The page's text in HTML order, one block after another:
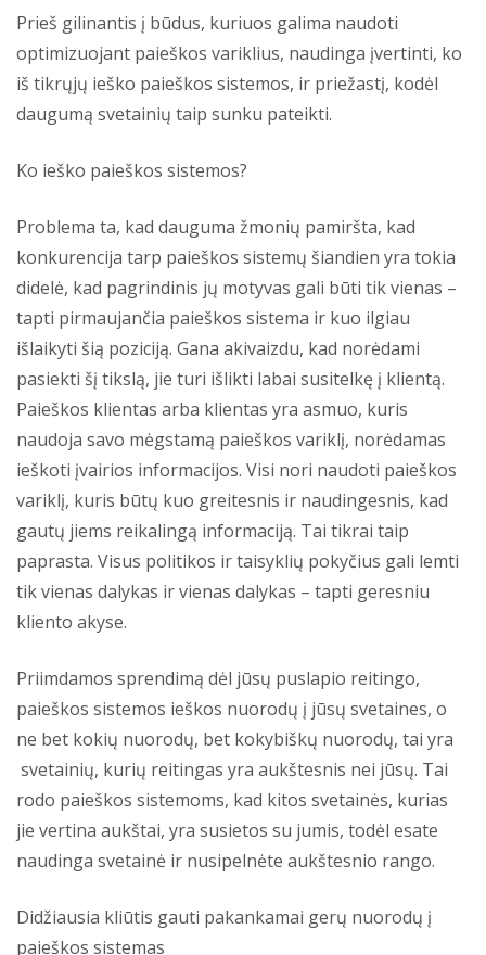
Prieš gilinantis į būdus, kuriuos galima naudoti
optimizuojant paieškos variklius, naudinga įvertinti, ko
iš tikrųjų ieško paieškos sistemos, ir priežastį, kodėl
daugumą svetainių taip sunku pateikti.
Ko ieško paieškos sistemos?
Problema ta, kad dauguma žmonių pamiršta, kad
konkurencija tarp paieškos sistemų šiandien yra tokia
didelė, kad pagrindinis jų motyvas gali būti tik vienas –
tapti pirmaujančia paieškos sistema ir kuo ilgiau
išlaikyti šią poziciją. Gana akivaizdu, kad norėdami
pasiekti šį tikslą, jie turi išlikti labai susitelkę į klientą.
Paieškos klientas arba klientas yra asmuo, kuris
naudoja savo mėgstamą paieškos variklį, norėdamas
ieškoti įvairios informacijos. Visi nori naudoti paieškos
variklį, kuris būtų kuo greitesnis ir naudingesnis, kad
gautų jiems reikalingą informaciją. Tai tikrai taip
paprasta. Visus politikos ir taisyklių pokyčius gali lemti
tik vienas dalykas ir vienas dalykas – tapti geresniu
kliento akyse.
Priimdamos sprendimą dėl jūsų puslapio reitingo,
paieškos sistemos ieškos nuorodų į jūsų svetaines, o
ne bet kokių nuorodų, bet kokybiškų nuorodų, tai yra
svetainių, kurių reitingas yra aukštesnis nei jūsų. Tai
rodo paieškos sistemoms, kad kitos svetainės, kurias
jie vertina aukštai, yra susietos su jumis, todėl esate
naudinga svetainė ir nusipelnėte aukštesnio rango.
Didžiausia kliūtis gauti pakankamai gerų nuorodų į
paieškos sistemas